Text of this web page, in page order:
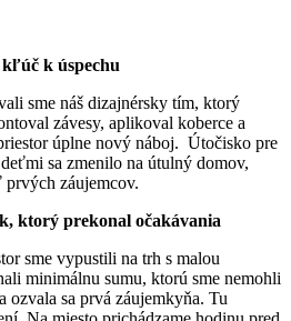
k úspechu
sme náš dizajnérsky tím, ktorý
závesy, aplikoval koberce a
úplne nový náboj. Útočisko pre
sa zmenilo na útulný domov,
záujemcov.
ktorý prekonal očakávania
sme vypustili na trh s malou
minimálnu sumu, ktorú sme nemohli
sa prvá záujemkyňa. Tu